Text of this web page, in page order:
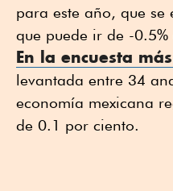
para este año, que se
que puede ir de -
En la encuesta
levantada entre 34
economía mexicana
de 0.1 por ciento.